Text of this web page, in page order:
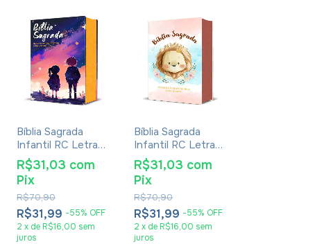
Bíblia Sagrada
Infantil RC Letra
Grande Com Harpa
Avivada E
Corinhos Capa
Dura Pequena
Estrelas
R$31,99 -55% OFF
R$70,90
R$31,03 com
Pix
2 x de R$16,00 sem
juros
Bíblia Sagrada
Infantil RC Letra
Grande Com Harpa
Avivada E
Corinhos Capa
Dura Pequena
Leão Aquarela
R$31,99 -55% OFF
R$70,90
R$31,03 com
Pix
2 x de R$16,00 sem
juros